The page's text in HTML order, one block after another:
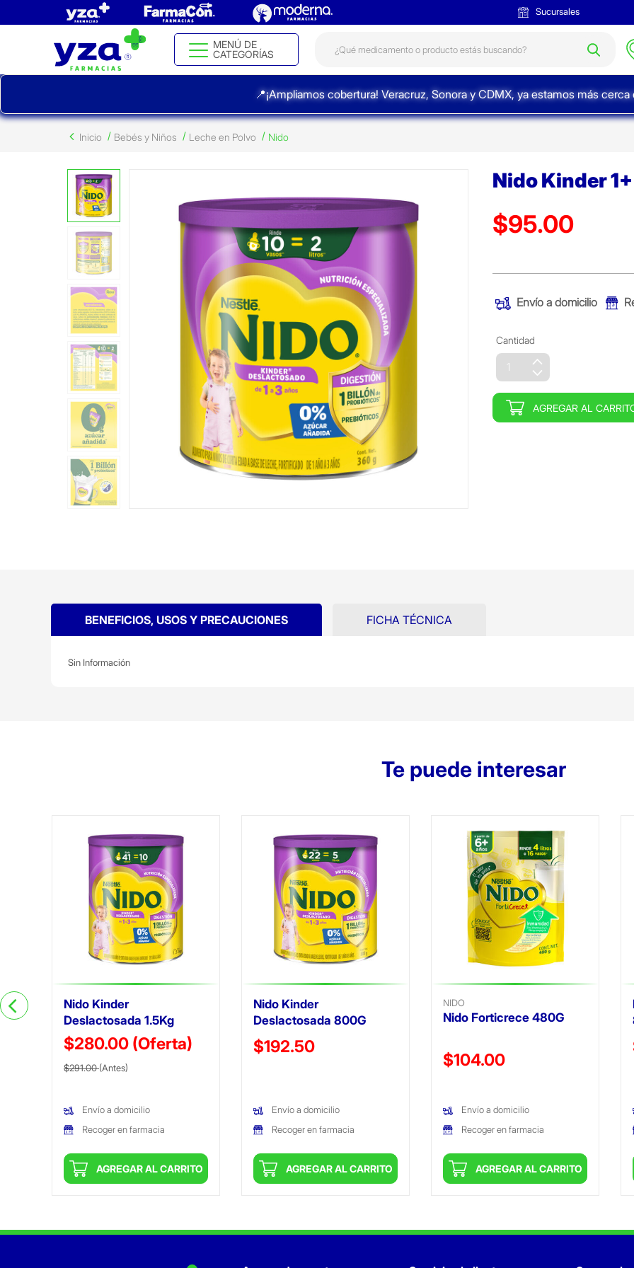
Sucursales
MENÚ DE
CATEGORÍAS
📍¡Ampliamos cobertura! Veracruz, Sonora y CDMX, ya estamos más cerca
Inicio Bebés y Niños Leche en Polvo Nido
Nido Kinder
Precio reducido de
$95.00
Envío a domicilio
Cantidad
AGREGAR AL
BENEFICIOS, USOS Y PRECAUCIONES
Sin Información
FICHA TÉCNICA
Te puede interesar
Nido Kinder
Deslactosada 1.5Kg
$280.00 (Oferta)
Precio reducido de
$291.00(Antes)
Envío a domicilio
Recoger en farmacia
AGREGAR AL CARRITO
Nido Kinder
Deslactosada 800G
Precio reducido de
$192.50
Envío a domicilio
Recoger en farmacia
AGREGAR AL CARRITO
NIDO
Nido Forticrece 480G
Precio reducido de
$104.00
Envío a domicilio
Recoger en farmacia
AGREGAR AL CARRITO